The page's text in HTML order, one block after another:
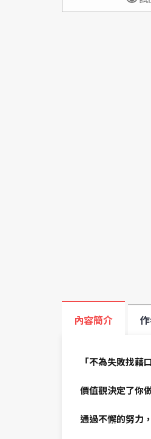
內容簡介
「不為失敗找藉
價值觀決定了你
通過不懈的努力